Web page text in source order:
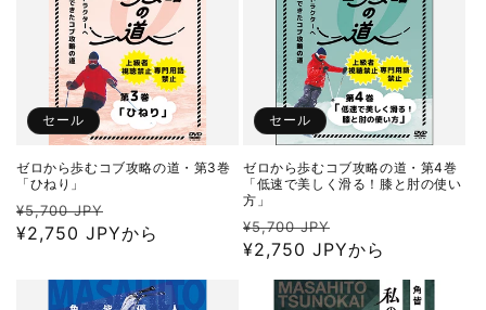
セール
ゼロから歩むコブ攻略の道・第3巻
「ひねり」
通
常
¥5,700 JPY
ー
価
格
¥2,750 JPYから
セール
ゼロから歩むコブ攻略の道・第4巻
「低速で美しく滑る！膝と肘の使い
方」
通
常
¥5,700 JPY
ー
価
¥2,750 JPYから